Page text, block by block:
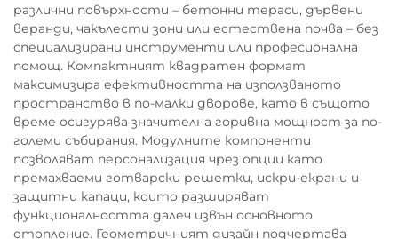
различни повърхности – бетонни тераси, дървени
веранди, чакълести зони или естествена почва – без
специализирани инструменти или професионална
помощ. Компактният квадратен формат
максимизира ефективността на използваното
пространство в по-малки дворове, като в същото
време осигурява значителна горивна мощност за по-
големи събирания. Модулните компоненти
позволяват персонализация чрез опции като
премахваеми готварски решетки, искри-екрани и
защитни капаци, които разширяват
функционалността далеч извън основното
отопление. Геометричният дизайн подчертава